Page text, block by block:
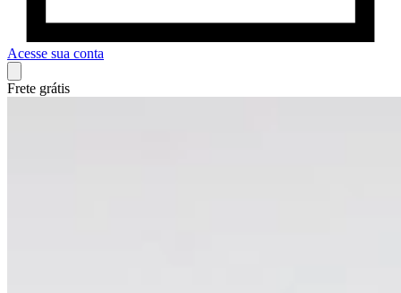
Acesse sua conta
Frete grátis